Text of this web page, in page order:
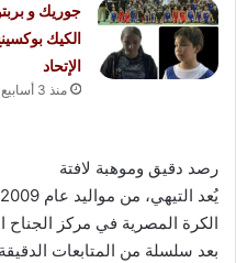
جوريك و
الكيك
الإتحاد
منذ 3 أسابيع
رصد دقيق وموهبة لافتة
الكرة المصرية في مركز الجناح
بعد سلسلة من المتابعات